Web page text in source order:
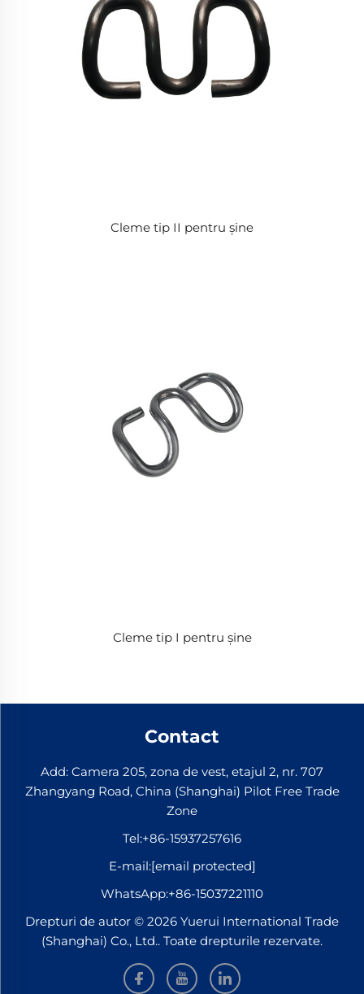
Cleme tip II pentru șine
Cleme tip I pentru șine
Contact
Add: Camera 205, zona de vest, etajul 2, nr. 707
Zhangyang Road, China (Shanghai) Pilot Free Trade
Zone
Tel:+86-15937257616
E-mail:[email protected]
WhatsApp:+86-15037221110
Drepturi de autor © 2026 Yuerui International Trade
(Shanghai) Co., Ltd.. Toate drepturile rezervate.